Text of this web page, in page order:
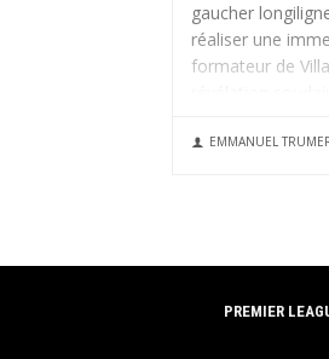
gaucher
réaliser une
formateur de
au...EMMANUEL
PREMIER